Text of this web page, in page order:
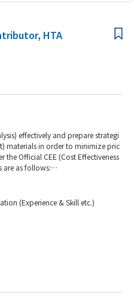
around the world to define an
launch plans according to
code of conducts requirements
business in a fair and ethical fashio
company policy, procedure
a network with Perfusionist
maps / plans for the various pro
assess technical, clinical and scienti
players (RA, Clinical, etc.);
of marketing strategies;
/ interpersonal skills;
quick in action, good team
HTA
effectively and prepare strategi
materials in order to minimize pric
Official CEE (Cost Effectiveness
are as follows:
and generate plausible res
people concerned (make
necessary data, conduct
with C2H/MHLW in the official
access strategy in terms of HTA
(Experience & Skill etc.)
pharmaceutical company.